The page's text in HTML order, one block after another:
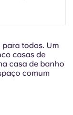
todos. Um
casas de
casa de banho
comum